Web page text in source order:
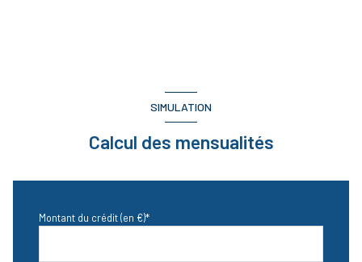
SIMULATION
Calcul des mensualités
Montant du crédit (en €)*